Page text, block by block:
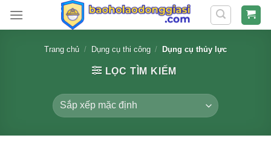
Trang chủ / Dụng cụ thi công / Dụng cụ thủy lực
LỌC TÌM KIẾM